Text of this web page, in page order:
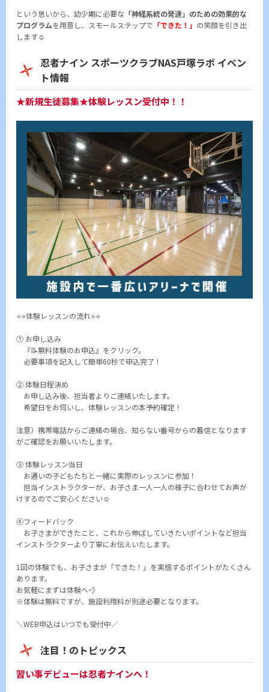
という思いから、幼少期に必要な 「神経系統の発達」のための効果的な
プログラムを用意し、スモールステップで 「できた！」 の笑顔を引き出
します☺
忍者ナイン スポーツクラブNAS戸塚ラボ イベン
ト情報
★新規生徒募集★体験レッスン受付中！！
⭐️⭐️体験レッスンの流れ⭐️⭐️
① お申し込み
『📝無料体験のお申込』をクリック。
必要事項を記入して簡単60秒で申込完了！
② 体験日程決め
お申し込み後、担当者よりご連絡いたします。
希望日をお伺いし、体験レッスンの本予約確定！
注意）携帯電話からご連絡の場合、知らない番号からの着信となります
がご確認をお願いいたします。
③ 体験レッスン当日
お通いの子どもたちと一緒に実際のレッスンに参加！
担当インストラクターが、お子さま一人一人の様子に合わせてお声が
けするのでご安心ください☺
④フィードバック
お子さまができたこと、これから伸ばしていきたいポイントなど担当
インストラクターより丁寧にお伝えいたします。
1回の体験でも、お子さまが「できた！」を実感するポイントがたくさん
あります。
お気軽にまずは体験へ💨
※体験は無料ですが、施設利用料が別途必要となります。
＼WEB申込はいつでも受付中／
注目！のトピックス
習い事デビューは忍者ナインへ！